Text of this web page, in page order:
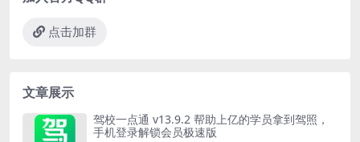
点击加群
文章展示
驾校一点通 v13.9.2 帮助上亿的学员拿到驾照，
手机登录解锁会员极速版